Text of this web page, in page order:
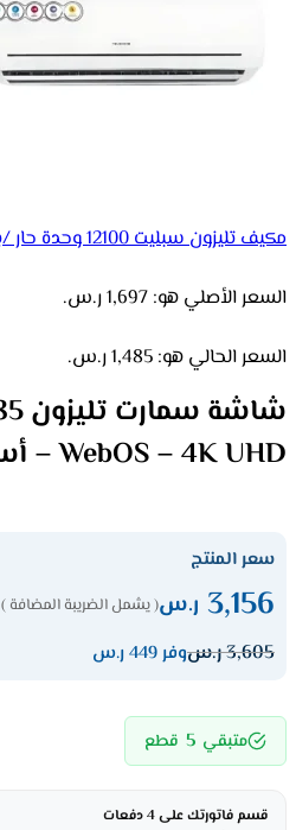
مكيف تليزون سبليت 12100 وحدة حار /بارد – أبيض TZ12LH
السعر الأصلي هو: 1,697 ر.س.
السعر الحالي هو: 1,485 ر.س.
WebOS – 4K UHD – أسود TZ85WF1
سعر المنتج
3,156 ر.س( يشمل الضريبة المضافة )
3,605ر.سوفر 449 ر.س
متبقي 5 قطع
قسم فاتورتك على 4 دفعات